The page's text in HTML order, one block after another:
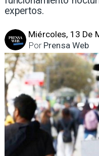
expertos.
Miércoles, 13 De
Prensa Web
Por